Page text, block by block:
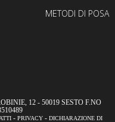
METODI DI POSA
12 - 50019 SESTO F.NO
-PRIVACY -DICHIARAZIONE DI